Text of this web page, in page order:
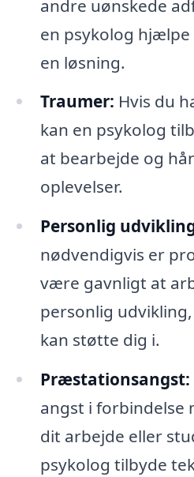
andre uønskede
en psykolog
en løsning.
Traumer: Hvis du
kan en psykolog
at bearbejde og
oplevelser.
Personlig
nødvendigvis er
være gavnligt at
personlig
kan støtte dig i.
Præstationsangst:
angst i
dit arbejde eller
psykolog tilbyde